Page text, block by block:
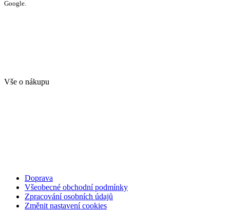
Google.
Vše o nákupu
Doprava
Všeobecné obchodní podmínky
Zpracování osobních údajů
Změnit nastavení cookies